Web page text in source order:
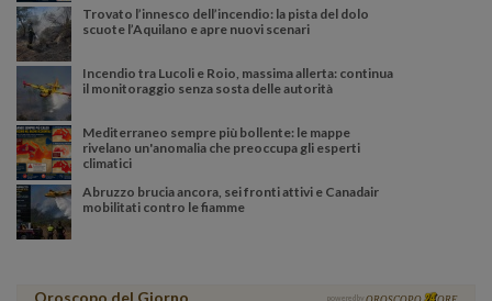
Trovato l’innesco dell’incendio: la pista del dolo
scuote l’Aquilano e apre nuovi scenari
Incendio tra Lucoli e Roio, massima allerta: continua
il monitoraggio senza sosta delle autorità
Mediterraneo sempre più bollente: le mappe
rivelano un'anomalia che preoccupa gli esperti
climatici
Abruzzo brucia ancora, sei fronti attivi e Canadair
mobilitati contro le fiamme
powered by